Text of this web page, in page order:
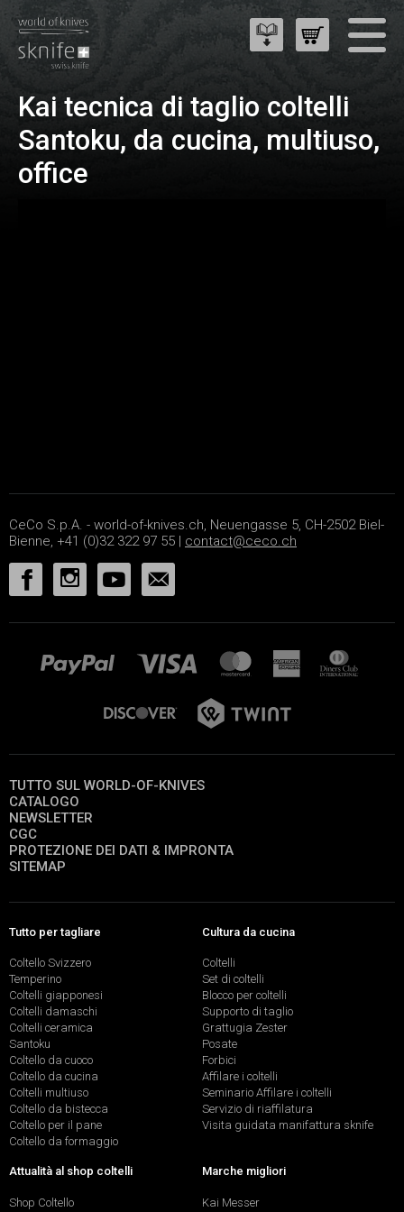
Kai tecnica di taglio coltelli
Santoku, da cucina, multiuso,
office
CeCo S.p.A. - world-of-knives.ch, Neuengasse 5, CH-2502 Biel-
Bienne, +41 (0)32 322 97 55 | contact@ceco.ch
TUTTO SUL WORLD-OF-KNIVES
CATALOGO
NEWSLETTER
CGC
PROTEZIONE DEI DATI & IMPRONTA
SITEMAP
Tutto per tagliare
Coltello Svizzero
Temperino
Coltelli giapponesi
Coltelli damaschi
Coltelli ceramica
Santoku
Coltello da cuoco
Coltello da cucina
Coltelli multiuso
Coltello da bistecca
Coltello per il pane
Coltello da formaggio
Cultura da cucina
Coltelli
Set di coltelli
Blocco per coltelli
Supporto di taglio
Grattugia Zester
Posate
Forbici
Affilare i coltelli
Seminario Affilare i coltelli
Servizio di riaffilatura
Visita guidata manifattura sknife
Attualità al shop coltelli
Shop Coltello
Marche migliori
Kai Messer